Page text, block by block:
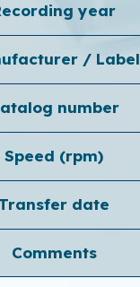
year
/ Label
number
Speed ​​(rpm)
Transfer date
Comments